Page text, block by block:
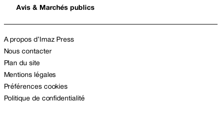
Avis & Marchés publics
A propos d’Imaz Press
Nous contacter
Plan du site
Mentions légales
Préférences cookies
Politique de confidentialité